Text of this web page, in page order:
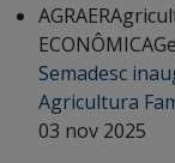
AGRAER
ECONÔMICA
Semadesc
Agricultura
03 nov 2025